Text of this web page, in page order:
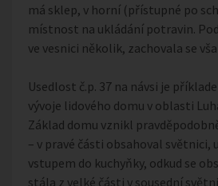
má sklep, v horní (přístupné po
místnost na ukládání potravin.
ve vesnici několik, zachovala se
Usedlost č.p. 37 na návsi je
vývoje lidového domu v oblasti
Základ domu vznikl
– v pravé části obsahoval světnici,
vstupem do kuchyňky, odkud se
stála z velké části v sousední